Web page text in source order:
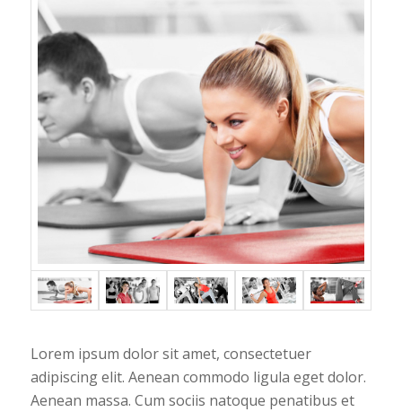
Lorem ipsum dolor sit amet, consectetuer
adipiscing elit. Aenean commodo ligula eget dolor.
Aenean massa. Cum sociis natoque penatibus et